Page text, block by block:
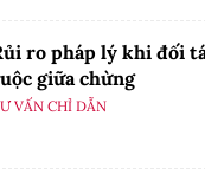
ro pháp lý khi đối
giữa chừng
VẤN CHỈ DẪN